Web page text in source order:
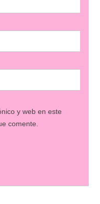
y web en este
comente.